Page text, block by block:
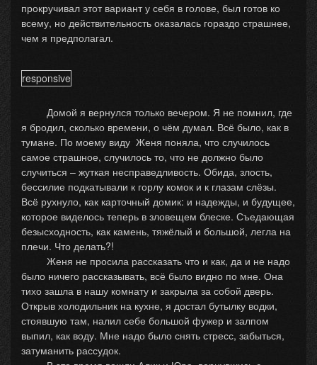
прокручивал этот вариант у себя в голове, был готов ко
всему, но действительность оказалась гораздо страшнее,
чем я предполагал.
responsive
Домой я вернулся только вечером. Я не помнил, где
я бродил, сколько времени, о чём думал. Всё было, как в
тумане. По моему виду Женя поняла, что случилось
самое страшное, случилось то, что не должно было
случиться – жуткая несправедливость. Обида, злость,
бессилие подкатывали к горлу комок и к глазам слёзы.
Всё рухнуло, как карточный домик: и надежды, и будущее,
которое виделось теперь в зловещем блеске. Съедающая
безысходность, как камень, тяжёлый и большой, легла на
плечи. Что делать?!
Женя не просила рассказать что и как, да и не надо
было ничего рассказывать, всё было видно по мне. Она
тихо зашла в нашу комнату и закрыла за собой дверь.
Открыв холодильник на кухне, я достал бутылку водки,
стоявшую там, налил себе большой фужер и залпом
выпил, как воду. Мне надо было снять стресс, забыться,
затуманить рассудок.